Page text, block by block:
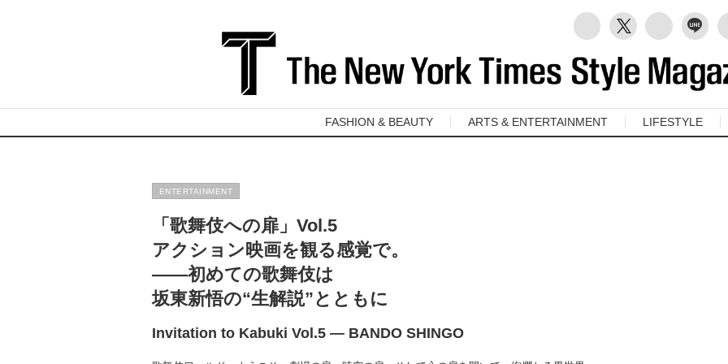
FASHION & BEAUTY ARTS & ENTERTAINMENT LIFESTYLE
ENTERTAINMENT
「歌舞伎への扉」Vol.5
アクション映画を観る感覚で。
――初めての歌舞伎は
坂東新悟の“生解説”とともに
Invitation to Kabuki Vol.5 ― BANDO SHINGO